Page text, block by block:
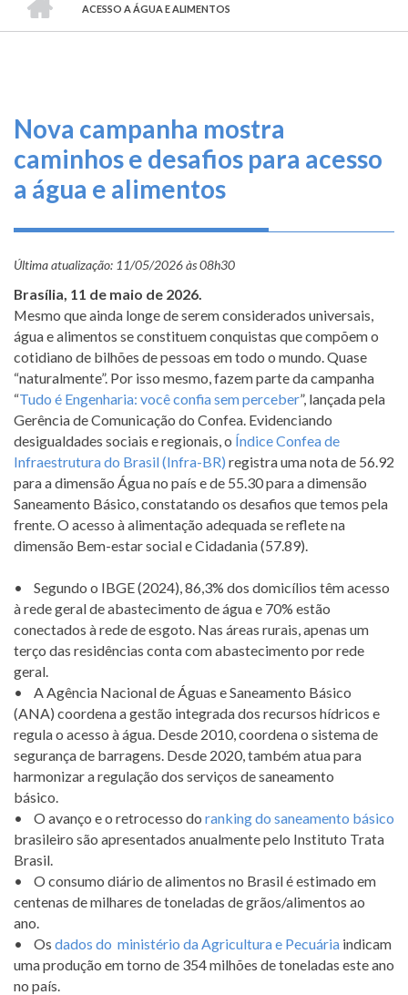
O
que
Informe-
se
Conosco
e
Prestação
de
Contas
TRILHA
DE
ACESSO A ÁGUA E ALIMENTOS
Nova campanha mostra
caminhos e desafios para acesso
a água e alimentos
Última atualização: 11/05/2026 às 08h30
Brasília, 11 de maio de 2026.
Mesmo que ainda longe de serem considerados universais,
água e alimentos se constituem conquistas que compõem o
cotidiano de bilhões de pessoas em todo o mundo. Quase
“naturalmente”. Por isso mesmo, fazem parte da campanha
“Tudo é Engenharia: você confia sem perceber”, lançada pela
Gerência de Comunicação do Confea. Evidenciando
desigualdades sociais e regionais, o Índice Confea de
Infraestrutura do Brasil (Infra-BR) registra uma nota de 56.92
para a dimensão Água no país e de 55.30 para a dimensão
Saneamento Básico, constatando os desafios que temos pela
frente. O acesso à alimentação adequada se reflete na
dimensão Bem-estar social e Cidadania (57.89).
• Segundo o IBGE (2024), 86,3% dos domicílios têm acesso
à rede geral de abastecimento de água e 70% estão
conectados à rede de esgoto. Nas áreas rurais, apenas um
terço das residências conta com abastecimento por rede
geral.
• A Agência Nacional de Águas e Saneamento Básico
(ANA) coordena a gestão integrada dos recursos hídricos e
regula o acesso à água. Desde 2010, coordena o sistema de
segurança de barragens. Desde 2020, também atua para
harmonizar a regulação dos serviços de saneamento
básico.
• O avanço e o retrocesso do ranking do saneamento básico
brasileiro são apresentados anualmente pelo Instituto Trata
Brasil.
• O consumo diário de alimentos no Brasil é estimado em
centenas de milhares de toneladas de grãos/alimentos ao
ano.
• Os dados do ministério da Agricultura e Pecuária indicam
uma produção em torno de 354 milhões de toneladas este ano
no país.